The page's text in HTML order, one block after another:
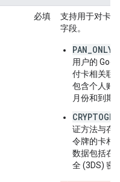
必填
支持用于对卡
字段。
PAN_ONLY
用户的
付卡相关联
包含个人账
月份和到期
证方法与存
令牌的卡相
数据包括在
全 (3DS) 密